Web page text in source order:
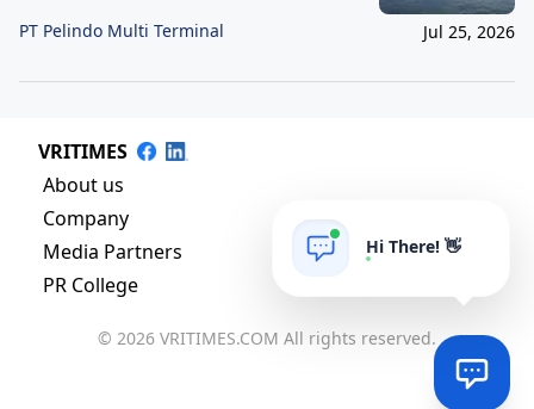
PT Pelindo Multi Terminal Jul 25, 2026
VRITIMES
About us
Company
Media Partners
PR College
© 2026 VRITIMES.COM All rights reserved.
Hi There! 👋